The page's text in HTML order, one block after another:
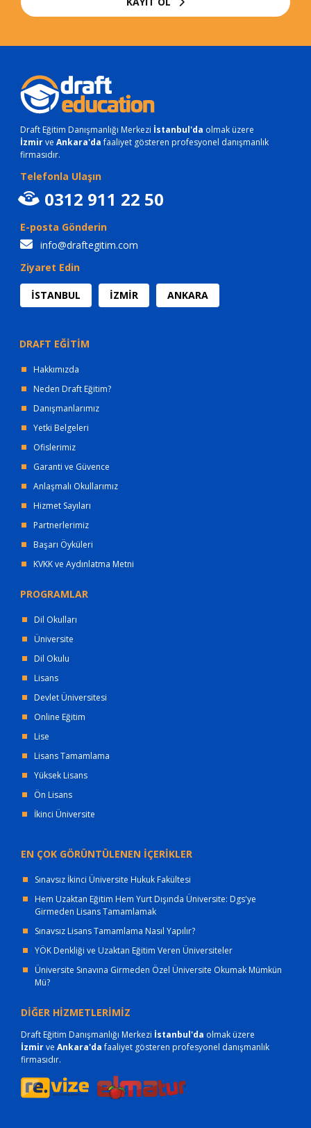
Draft Eğitim Danışmanlığı Merkezi İstanbul'da olmak üzere
İzmirve Ankara'dafaaliyet gösteren profesyonel danışmanlık
firmasıdır.
Telefonla Ulaşın
0312 911 22 50
E-posta Gönderin
info@draftegitim.com
Ziyaret Edin
İSTANBUL İZMİR ANKARA
DRAFT EĞİTİM
Hakkımızda
Neden Draft Eğitim?
Danışmanlarımız
Yetki Belgeleri
Ofislerimiz
Garanti ve Güvence
Anlaşmalı Okullarımız
Hizmet Sayıları
Partnerlerimiz
Başarı Öyküleri
KVKK ve Aydınlatma Metni
PROGRAMLAR
Dil Okulları
Üniversite
Dil Okulu
Lisans
Devlet Üniversitesi
Online Eğitim
Lise
Lisans Tamamlama
Yüksek Lisans
Ön Lisans
İkinci Üniversite
EN ÇOK GÖRÜNTÜLENEN İÇERİKLER
Sınavsız İkinci Üniversite Hukuk Fakültesi
Hem Uzaktan Eğitim Hem Yurt Dışında Üniversite: Dgs'ye
Girmeden Lisans Tamamlamak
Sınavsız Lisans Tamamlama Nasıl Yapılır?
YÖK Denkliği ve Uzaktan Eğitim Veren Üniversiteler
Üniversite Sınavına Girmeden Özel Üniversite Okumak Mümkün
Mü?
DİĞER HİZMETLERİMİZ
Draft Eğitim Danışmanlığı Merkezi İstanbul'da olmak üzere
İzmirve Ankara'dafaaliyet gösteren profesyonel danışmanlık
firmasıdır.